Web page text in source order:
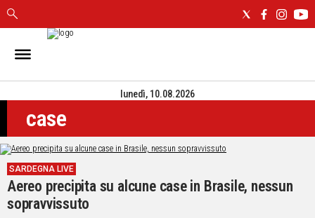
IN
CAGLIARI
SASSARI
NUORO
ORISTANO
SULCIS
GALLURA
OGLIASTRA
lunedì, 10.08.2026
case
SARDEGNA LIVE
Aereo precipita su alcune case in Brasile, nessun
sopravvissuto